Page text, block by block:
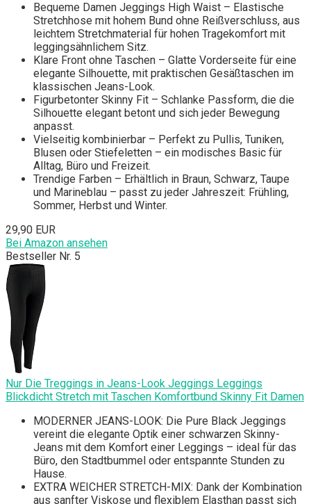
Bequeme Damen Jeggings High Waist – Elastische
Stretchhose mit hohem Bund ohne Reißverschluss, aus
leichtem Stretchmaterial für hohen Tragekomfort mit
leggingsähnlichem Sitz.
Klare Front ohne Taschen – Glatte Vorderseite für eine
elegante Silhouette, mit praktischen Gesäßtaschen im
klassischen Jeans-Look.
Figurbetonter Skinny Fit – Schlanke Passform, die die
Silhouette elegant betont und sich jeder Bewegung
anpasst.
Vielseitig kombinierbar – Perfekt zu Pullis, Tuniken,
Blusen oder Stiefeletten – ein modisches Basic für
Alltag, Büro und Freizeit.
Trendige Farben – Erhältlich in Braun, Schwarz, Taupe
und Marineblau – passt zu jeder Jahreszeit: Frühling,
Sommer, Herbst und Winter.
29,90 EUR
Bei Amazon ansehen
Bestseller Nr. 5
Nur Die Treggings in Jeans-Look Jeggings Leggings
Blickdicht Stretch mit Taschen Komfortbund Skinny Fit Damen
MODERNER JEANS-LOOK: Die Pure Black Jeggings
vereint die elegante Optik einer schwarzen Skinny-
Jeans mit dem Komfort einer Leggings – ideal für das
Büro, den Stadtbummel oder entspannte Stunden zu
Hause.
EXTRA WEICHER STRETCH-MIX: Dank der Kombination
aus sanfter Viskose und flexiblem Elasthan passt sich